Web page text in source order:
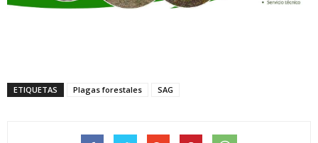
ETIQUETAS Plagas forestales SAG